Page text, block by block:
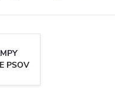
PSOV